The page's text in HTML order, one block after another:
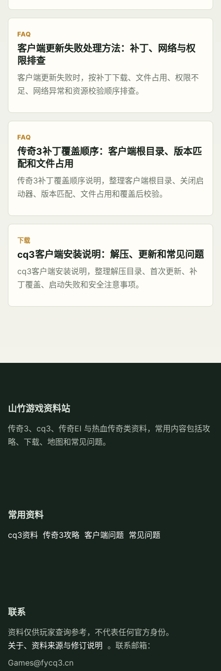
FAQ
客户端更新失败处理方法：补丁、网络与权
限排查
客户端更新失败时，按补丁下载、文件占用、权限不
足、网络异常和资源校验顺序排查。
FAQ
传奇3补丁覆盖顺序：客户端根目录、版本匹
配和文件占用
传奇3补丁覆盖顺序说明，整理客户端根目录、关闭启
动器、版本匹配、文件占用和覆盖后校验。
下载
cq3客户端安装说明：解压、更新和常见问题
cq3客户端安装说明，整理解压目录、首次更新、补
丁覆盖、启动失败和安全注意事项。
山竹游戏资料站
传奇3、cq3、传奇EI 与热血传奇类资料，常用内容包括攻
略、下载、地图和常见问题。
常用资料
cq3资料 传奇3攻略 客户端问题 常见问题
联系
资料仅供玩家查询参考，不代表任何官方身份。
关于、资料来源与修订说明 。联系邮箱：
Games@fycq3.cn